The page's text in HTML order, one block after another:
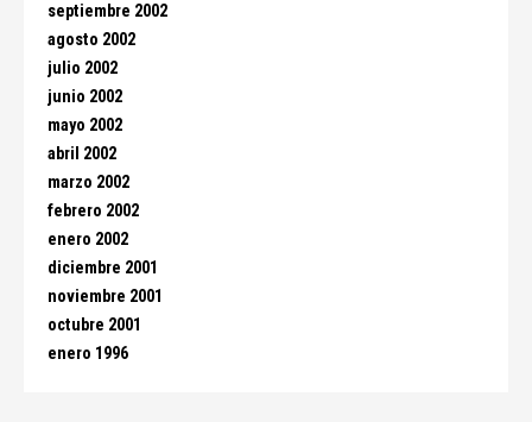
septiembre 2002
agosto 2002
julio 2002
junio 2002
mayo 2002
abril 2002
marzo 2002
febrero 2002
enero 2002
diciembre 2001
noviembre 2001
octubre 2001
enero 1996